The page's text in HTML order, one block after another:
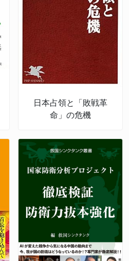
日本占領と「敗戦革
命」の危機